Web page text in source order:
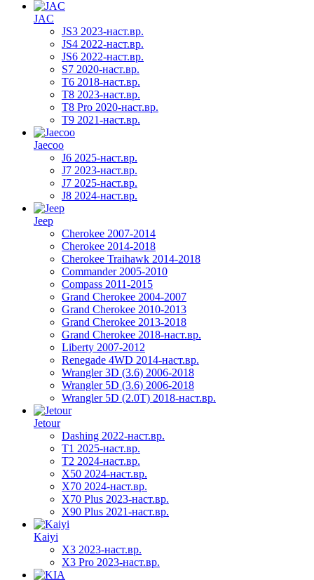
JAC
JS3 2023-наст.вр.
JS4 2022-наст.вр.
JS6 2022-наст.вр.
S7 2020-наст.вр.
T6 2018-наст.вр.
T8 2023-наст.вр.
T8 Pro 2020-наст.вр.
T9 2021-наст.вр.
Jaecoo
J6 2025-наст.вр.
J7 2023-наст.вр.
J7 2025-наст.вр.
J8 2024-наст.вр.
Jeep
Cherokee 2007-2014
Cherokee 2014-2018
Cherokee Traihawk 2014-2018
Commander 2005-2010
Compass 2011-2015
Grand Cherokee 2004-2007
Grand Cherokee 2010-2013
Grand Cherokee 2013-2018
Grand Cherokee 2018-наст.вр.
Liberty 2007-2012
Renegade 4WD 2014-наст.вр.
Wrangler 3D (3.6) 2006-2018
Wrangler 5D (3.6) 2006-2018
Wrangler 5D (2.0T) 2018-наст.вр.
Jetour
Dashing 2022-наст.вр.
T1 2025-наст.вр.
T2 2024-наст.вр.
X50 2024-наст.вр.
X70 2024-наст.вр.
X70 Plus 2023-наст.вр.
X90 Plus 2021-наст.вр.
Kaiyi
X3 2023-наст.вр.
X3 Pro 2023-наст.вр.